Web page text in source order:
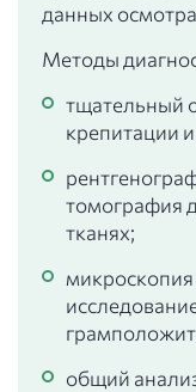
данных
Методы
тщательный
крепитации
томография
тканях;
микроскопия
общий